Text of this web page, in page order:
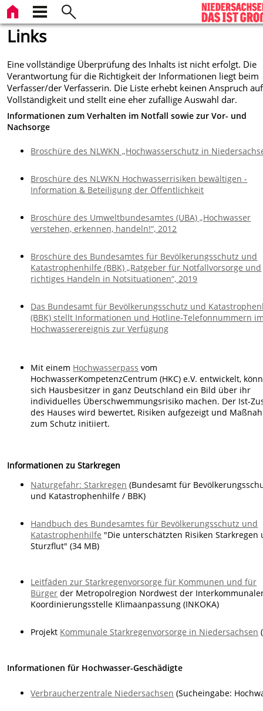
Links
Eine vollständige Überprüfung des Inhalts ist nicht erfolgt. Die
Verantwortung für die Richtigkeit der Informationen liegt beim
Verfasser/der Verfasserin. Die Liste erhebt keinen Anspruch auf
Vollständigkeit und stellt eine eher zufällige Auswahl dar.
Informationen zum Verhalten im Notfall sowie zur Vor- und
Nachsorge
Broschüre des NLWKN „Hochwasserschutz in
Broschüre des NLWKN Hochwasserrisiken bewältigen -
Information & Beteiligung der Öffentlichkeit
Broschüre des Umweltbundesamtes (UBA) „Hochwasser
verstehen, erkennen, handeln!“, 2012
Broschüre des Bundesamtes für Bevölkerungsschutz und
Katastrophenhilfe (BBK) „Ratgeber für Notfallvorsorge und
richtiges Handeln in Notsituationen“, 2019
Das Bundesamt für Bevölkerungsschutz und
(BBK) stellt Informationen und Hotline-Telefonnummern
Hochwasserereignis zur Verfügung
Mit einem Hochwasserpass vom
HochwasserKompetenzCentrum (HKC) e.V. entwickelt,
sich Hausbesitzer in ganz Deutschland ein Bild über ihr
individuelles Überschwemmungsrisiko machen. Der Ist-
des Hauses wird bewertet, Risiken aufgezeigt und
zum Schutz initiiert.
Informationen zu Starkregen
Naturgefahr: Starkregen (Bundesamt für
und Katastrophenhilfe / BBK)
Handbuch des Bundesamtes für Bevölkerungsschutz und
Katastrophenhilfe "Die unterschätzten Risiken Starkregen
Sturzflut" (34 MB)
Leitfäden zur Starkregenvorsorge für Kommunen und für
Bürger der Metropolregion Nordwest der
Koordinierungsstelle Klimaanpassung (INKOKA)
Projekt Kommunale Starkregenvorsorge in Niedersachsen
Informationen für Hochwasser-Geschädigte
Verbraucherzentrale Niedersachsen (Sucheingabe: